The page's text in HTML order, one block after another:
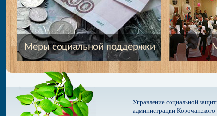
Меры социальной поддержки
Управление социальной
администрации